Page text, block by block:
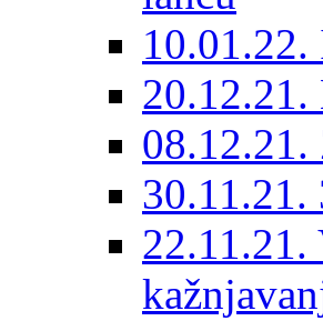
10.01.22.
20.12.21.
22.11.21.